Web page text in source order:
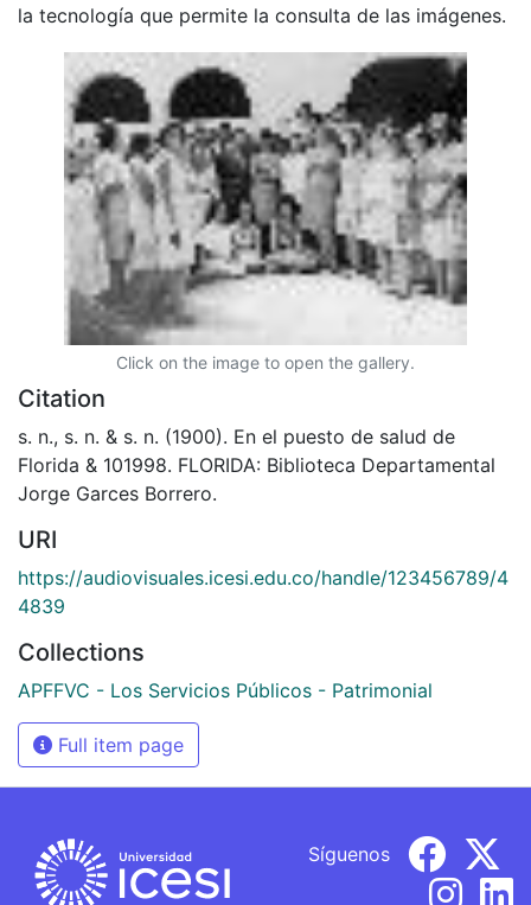
la tecnología que permite la consulta de las imágenes.
Click on the image to open the gallery.
Citation
s. n., s. n. & s. n. (1900). En el puesto de salud de
Florida & 101998. FLORIDA: Biblioteca Departamental
Jorge Garces Borrero.
URI
https://audiovisuales.icesi.edu.co/handle/123456789/4
4839
Collections
APFFVC - Los Servicios Públicos - Patrimonial
Full item page
Síguenos